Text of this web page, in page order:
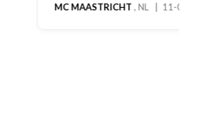
, NL | 11-02-2026